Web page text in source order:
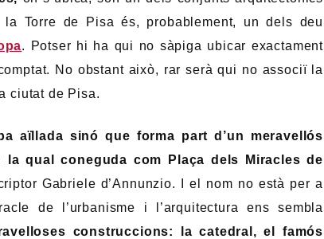
Torre de Pisa és, probablement, un dels deu
. Potser hi ha qui no sàpiga ubicar exactament
No obstant això, rar serà qui no associï la
ciutat de Pisa.
aïllada sinó que forma part d’un meravellós
qual coneguda com Plaça dels Miracles de
Gabriele d’Annunzio. I el nom no està per a
de l’urbanisme i l’arquitectura ens sembla
construccions: la catedral, el famós